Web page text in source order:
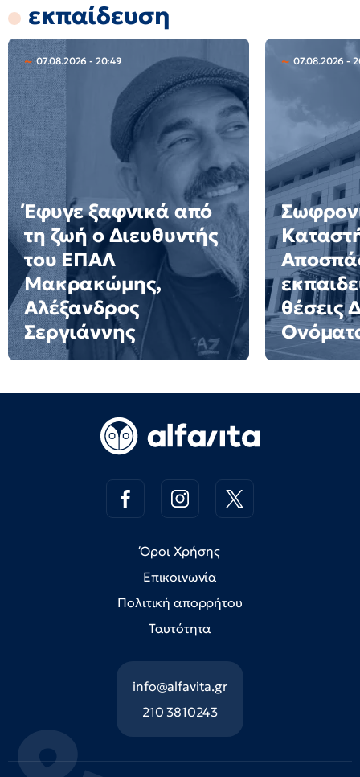
εκπαίδευση
07.08.2026 - 20:49
Έφυγε ξαφνικά από
τη ζωή ο Διευθυντής
του ΕΠΑΛ
Μακρακώμης,
Αλέξανδρος
Σεργιάννης
07.08.2026 -
θέσεις
Όροι Χρήσης
Επικοινωνία
Πολιτική απορρήτου
Ταυτότητα
info@alfavita.gr
210 3810243